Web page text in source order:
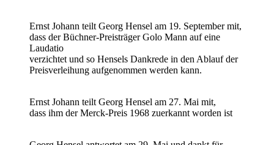
Ernst Johann teilt Georg Hensel am 19. September mit,
dass der Büchner-Preisträger Golo Mann auf eine
Laudatio
verzichtet und so Hensels Dankrede in den Ablauf der
Preisverleihung aufgenommen werden kann.
Ernst Johann teilt Georg Hensel am 27. Mai mit,
dass ihm der Merck-Preis 1968 zuerkannt worden ist